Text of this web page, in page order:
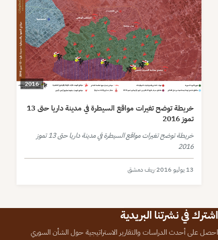
2016
خريطة توضح تغيرات مواقع السيطرة في مدينة داريا حتى 13
تموز 2016
خريطة توضح تغيرات مواقع السيطرة في مدينة داريا حتى 13 تموز
2016
13 يوليو 2016 ·ريف دمشق
اشترك في نشرتنا البريدية
احصل على أحدث الدراسات والتقارير الاستراتيجية حول الشأن السوري